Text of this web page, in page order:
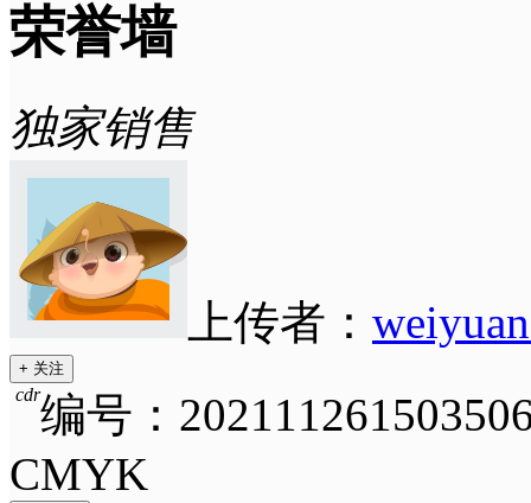
荣誉墙
独家销售
上传者：
+ 关注
编号：
cdr
CMYK